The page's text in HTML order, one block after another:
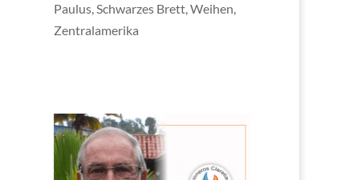
Paulus,Schwarzes Brett,Weihen,
Zentralamerika